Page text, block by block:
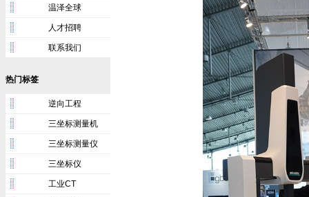
温泽全球
人才招聘
联系我们
热门标签
逆向工程
三坐标测量机
三坐标测量仪
三坐标仪
工业CT